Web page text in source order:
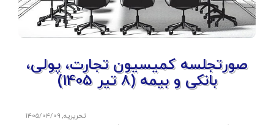
صورتجلسه کمیسیون تجارت، پولی،
بانکی و بیمه (8 تیر 1405)
تحریریه, ۱۴۰۵/۰۴/۰۹